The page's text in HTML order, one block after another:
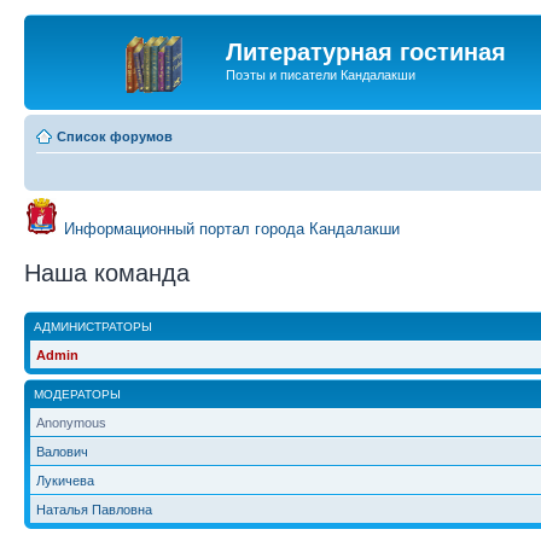
Литературная гостиная
Поэты и писатели Кандалакши
Список форумов
Информационный портал города Кандалакши
Наша команда
АДМИНИСТРАТОРЫ
Admin
МОДЕРАТОРЫ
Anonymous
Валович
Лукичева
Наталья Павловна